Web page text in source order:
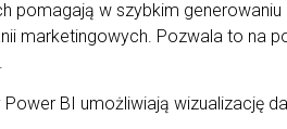
pomagają w szybkim
marketingowych. Pozwala to na
BI umożliwiają wizualizację